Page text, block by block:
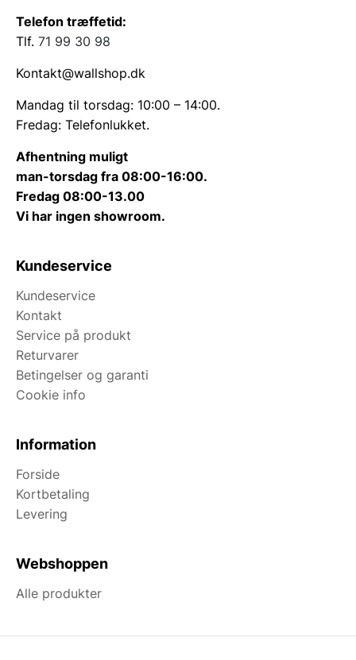
Telefon træffetid:
Tlf. 71 99 30 98
Kontakt@wallshop.dk
Mandag til torsdag: 10:00 – 14:00.
Fredag: Telefonlukket.
Afhentning muligt
man-torsdag fra 08:00-16:00.
Fredag 08:00-13.00
Vi har ingen showroom.
Kundeservice
Kundeservice
Kontakt
Service på produkt
Returvarer
Betingelser og garanti
Cookie info
Information
Forside
Kortbetaling
Levering
Webshoppen
Alle produkter